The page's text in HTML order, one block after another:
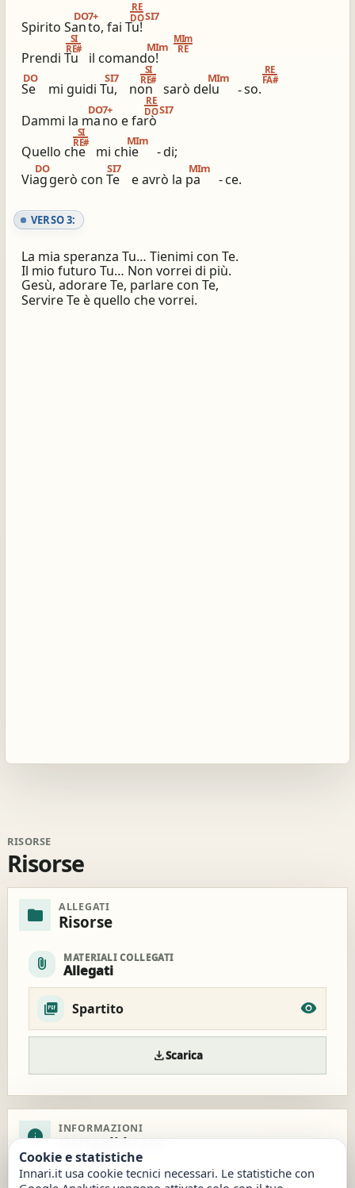
Spirito San
DO7+
to, fai Tu!
RE
DOSI7
Prendi Tu
SI
RE#
il comando!
MIm
MIm
RE
Se
DO
mi guidi Tu,
SI7
non
SI
RE#
sarò delu
MIm
-so.
RE
FA#
Dammi la ma
DO7+
no e farò
RE
DOSI7
Quello che
SI
RE#
mi chie
MIm
-di;
Viag
DO
gerò con Te
SI7
e avrò la pa
MIm
-ce.
VERSO 3:
La mia speranza Tu… Tienimi con Te.
Il mio futuro Tu… Non vorrei di più.
Gesù, adorare Te, parlare con Te,
Servire Te è quello che vorrei.
RISORSE
Risorse
folder ALLEGATI
Risorse
attach_file MATERIALI COLLEGATI
Allegati
Spartito
downloadScarica
info INFORMAZIONI
Dettagli brano
Visualizzazioni totali
Cookie e statistiche
Innari.it usa cookie tecnici necessari. Le statistiche con